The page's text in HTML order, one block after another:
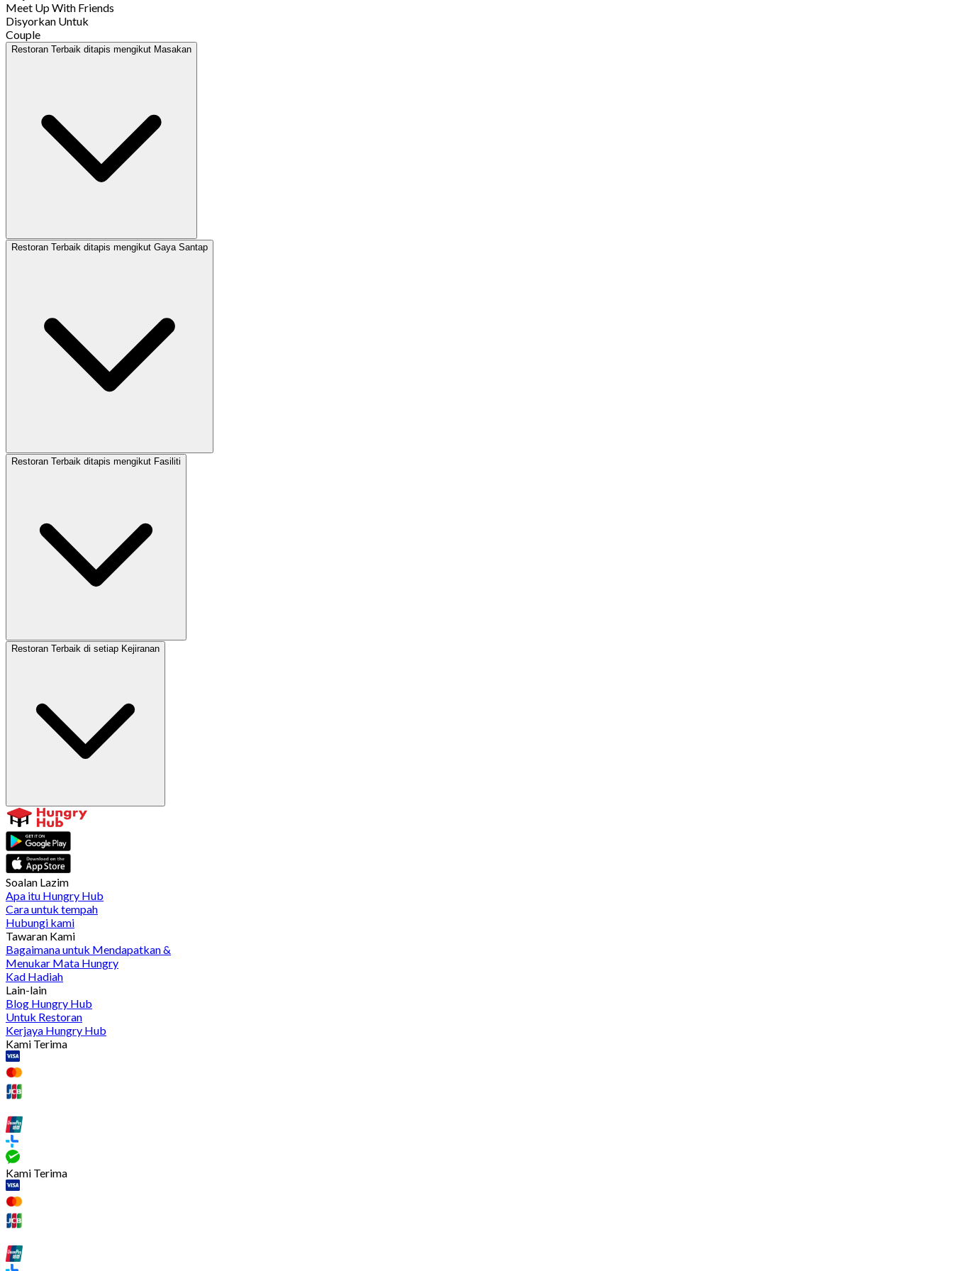
Meet Up With Friends
Disyorkan Untuk
Couple
Restoran Terbaik ditapis mengikut Masakan
Restoran Terbaik ditapis mengikut Gaya Santap
Restoran Terbaik ditapis mengikut Fasiliti
Restoran Terbaik di setiap Kejiranan
Soalan Lazim
Apa itu Hungry Hub
Cara untuk tempah
Hubungi kami
Tawaran Kami
Bagaimana untuk Mendapatkan &
Menukar Mata Hungry
Kad Hadiah
Lain-lain
Blog Hungry Hub
Untuk Restoran
Kerjaya Hungry Hub
Kami Terima
Kami Terima